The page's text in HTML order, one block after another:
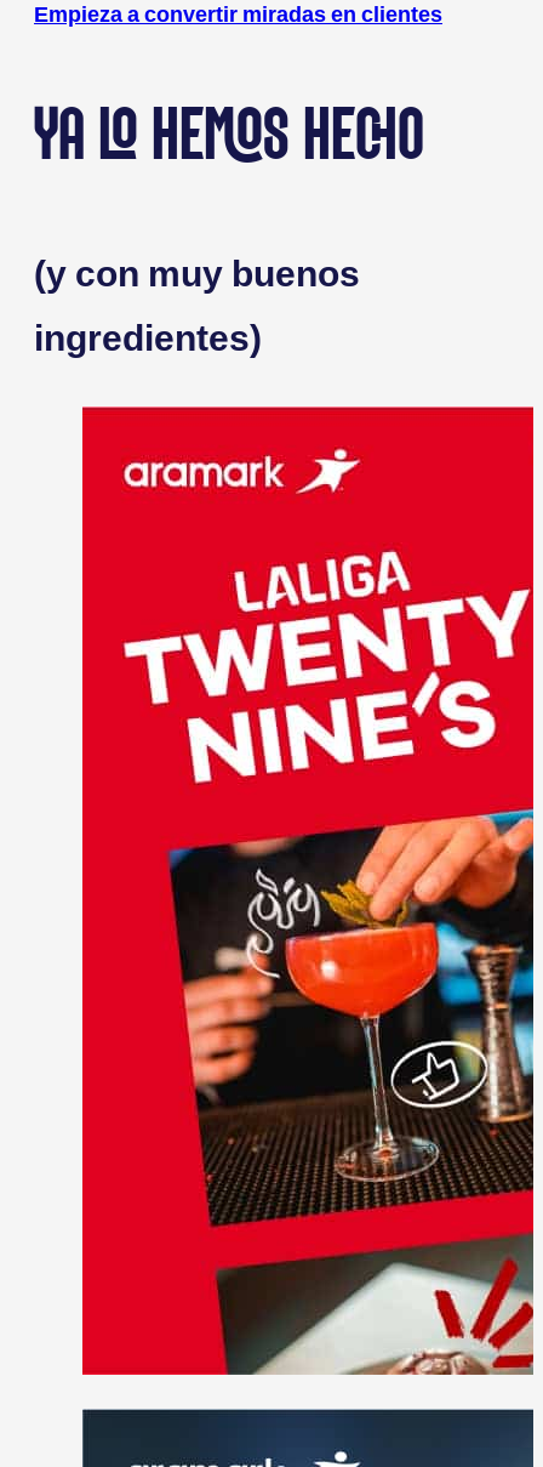
Empieza a convertir miradas en clientes
YA LO HEMOS HECHO
(y con muy buenos
ingredientes)